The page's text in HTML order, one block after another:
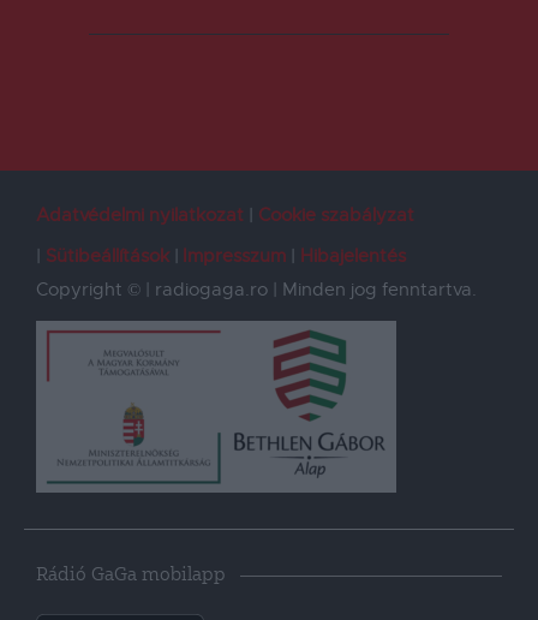
Adatvédelmi nyilatkozat
Cookie szabályzat
Sütibeállítások
Impresszum
Hibajelentés
Copyright © | radiogaga.ro | Minden jog fenntartva.
Rádió GaGa mobilapp